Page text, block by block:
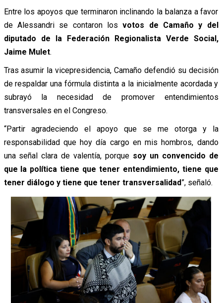
Entre los apoyos que terminaron inclinando la balanza a favor
de Alessandri se contaron los votos de Camaño y del
diputado de la Federación Regionalista Verde Social,
Jaime Mulet.
Tras asumir la vicepresidencia, Camaño defendió su decisión
de respaldar una fórmula distinta a la inicialmente acordada y
subrayó la necesidad de promover entendimientos
transversales en el Congreso.
“Partir agradeciendo el apoyo que se me otorga y la
responsabilidad que hoy día cargo en mis hombros, dando
una señal clara de valentía, porque soy un convencido de
que la política tiene que tener entendimiento, tiene que
tener diálogo y tiene que tener transversalidad”, señaló.